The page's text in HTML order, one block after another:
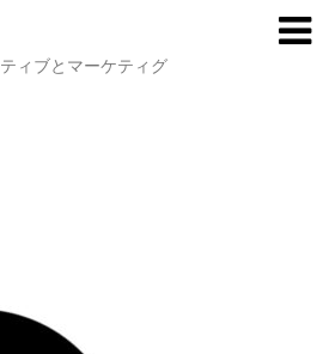
ィブとマーケティグ